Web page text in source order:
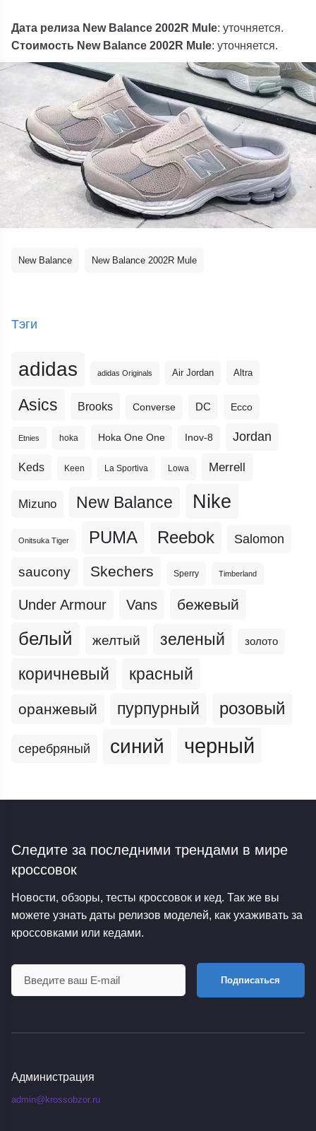
Дата релиза New Balance 2002R Mule: уточняется.
Стоимость New Balance 2002R Mule: уточняется.
New Balance New Balance 2002R Mule
Тэги
adidas adidas Originals Air Jordan Altra
Asics Brooks Converse DC Ecco
Etnies hoka Hoka One One Inov-8 Jordan
Keds Keen La Sportiva Lowa Merrell
Mizuno New Balance Nike
Onitsuka Tiger PUMA Reebok Salomon
saucony Skechers Sperry Timberland
Under Armour Vans бежевый
белый желтый зеленый золото
коричневый красный
оранжевый пурпурный розовый
серебряный синий черный
Следите за последними трендами в мире
кроссовок
Новости, обзоры, тесты кроссовок и кед. Так же вы
можете узнать даты релизов моделей, как ухаживать за
кроссовками или кедами.
Подписаться
Администрация
admin@krossobzor.ru